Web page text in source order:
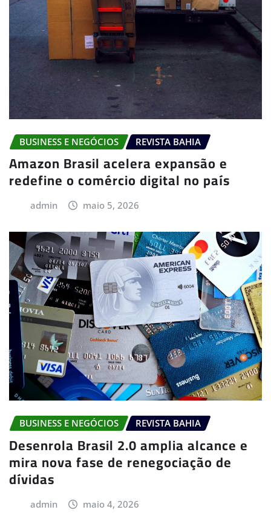
BUSINESS E NEGÓCIOS REVISTA BAHIA
Amazon Brasil acelera expansão e
redefine o comércio digital no país
admin maio 5, 2026
BUSINESS E NEGÓCIOS REVISTA BAHIA
Desenrola Brasil 2.0 amplia alcance e
mira nova fase de renegociação de
dívidas
admin maio 4, 2026